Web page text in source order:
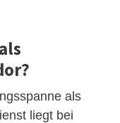
als
liegt bei